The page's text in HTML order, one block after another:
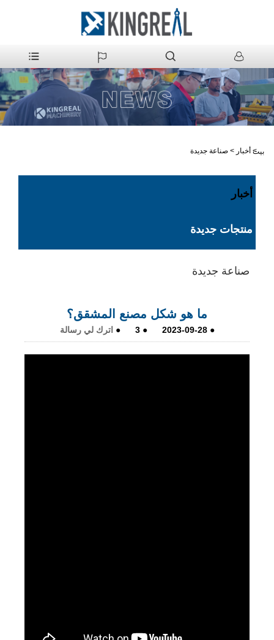
بيت
> أخبار > صناعة جديدة
أخبار
منتجات جديدة
صناعة جديدة
ما هو شكل مصنع المشقق؟
●
2023-09-28
●
3
● اترك لي رسالة